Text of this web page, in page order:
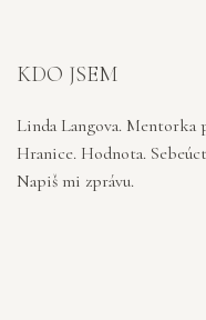
KDO JSEM
Linda Langova. Mentorka
Hranice. Hodnota.
Napiš mi zprávu.